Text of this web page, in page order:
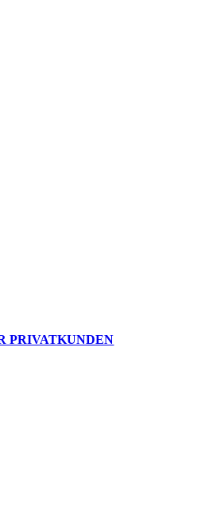
PRIVATKUNDEN